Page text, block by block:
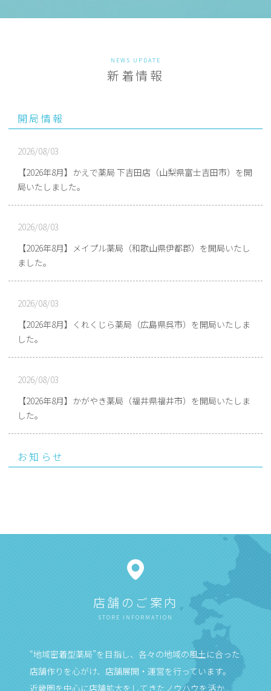
NEWS UPDATE
新着情報
開局情報
2026/08/03
【2026年8月】かえで薬局 下吉田店（山梨県富士吉田市）を開
局いたしました。
2026/08/03
【2026年8月】メイプル薬局（和歌山県伊都郡）を開局いたし
ました。
2026/08/03
【2026年8月】くれくじら薬局（広島県呉市）を開局いたしま
した。
2026/08/03
【2026年8月】かがやき薬局（福井県福井市）を開局いたしま
した。
お知らせ
店舗のご案内
STORE INFORMATION
“地域密着型薬局”を目指し、各々の地域の風土に合った
店舗作りを心がけ、店舗展開・運営を行っています。
近畿圏を中心に店舗拡大をしてきたノウハウを活か